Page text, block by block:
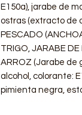
E150a), jarabe de
ostras (extracto de
PESCADO
TRIGO, JARABE
ARROZ (Jarabe de
alcohol, colorante:
pimienta negra,